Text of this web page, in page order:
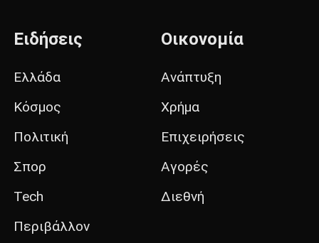
Ειδήσεις
Ελλάδα
Κόσμος
Πολιτική
Σπορ
Tech
Περιβάλλον
Οικονομία
Ανάπτυξη
Χρήμα
Επιχειρήσεις
Αγορές
Διεθνή